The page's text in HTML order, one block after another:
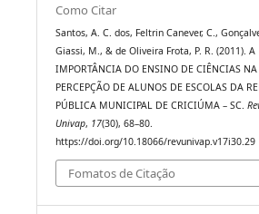
Como Citar
Santos, A. C. dos, Feltrin Canever, C.,
Giassi, M., & de Oliveira Frota, P. R. (2011). A
IMPORTÂNCIA DO ENSINO DE CIÊNCIAS NA
PERCEPÇÃO DE ALUNOS DE ESCOLAS DA
PÚBLICA MUNICIPAL DE CRICIÚMA – SC.
Univap, 17(30), 68–80.
https://doi.org/10.18066/revunivap.v17i30.29
Fomatos de Citação